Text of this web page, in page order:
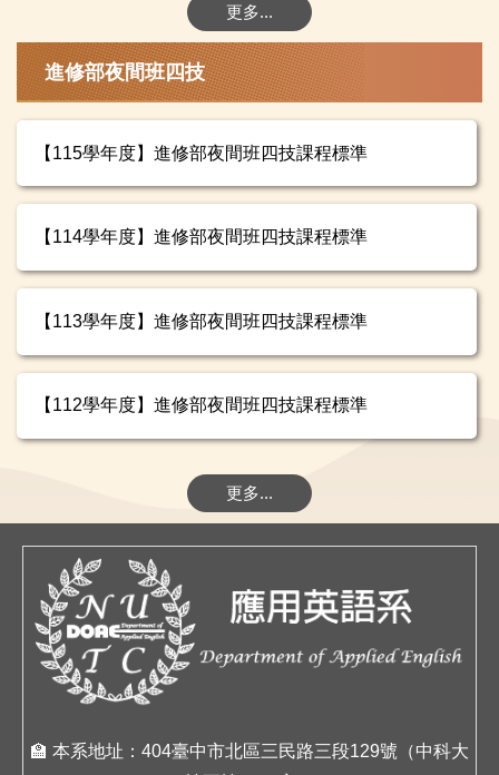
更多...
進修部夜間班四技
【115學年度】進修部夜間班四技課程標準
【114學年度】進修部夜間班四技課程標準
【113學年度】進修部夜間班四技課程標準
【112學年度】進修部夜間班四技課程標準
更多...
🏫 本系地址：404臺中市北區三民路三段129號（中科大